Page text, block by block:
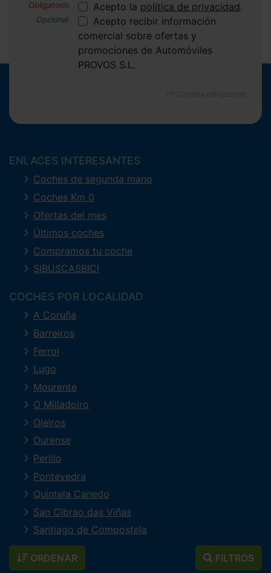
ORDENAR FILTROS
Acepto la política de privacidad.
Acepto recibir información
comercial sobre ofertas y
promociones de Automóviles
PROVOS S.L.
ENLACES INTERESANTES
Coches de segunda mano
Coches Km 0
Ofertas del mes
Últimos coches
Compramos tu coche
SIBUSCASBICI
COCHES POR LOCALIDAD
A Coruña
Barreiros
Ferrol
Lugo
Mourente
O Milladoiro
Oleiros
Ourense
Perillo
Pontevedra
Quintela Canedo
San Cibrao das Viñas
Santiago de Compostela
Vigo
Vilagarcía de Arousa